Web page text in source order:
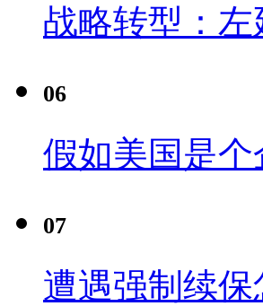
战略转型：
06
假如美国是个
07
遭遇强制续保